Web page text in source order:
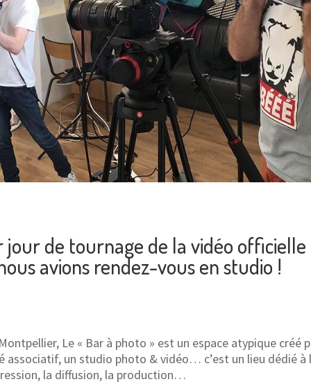
de tournage de la vidéo officielle
avions rendez-vous en studio !
Le « Bar à photo » est un espace atypique créé
associatif, un studio photo & vidéo… c’est un lieu dédié à
la diffusion, la production…